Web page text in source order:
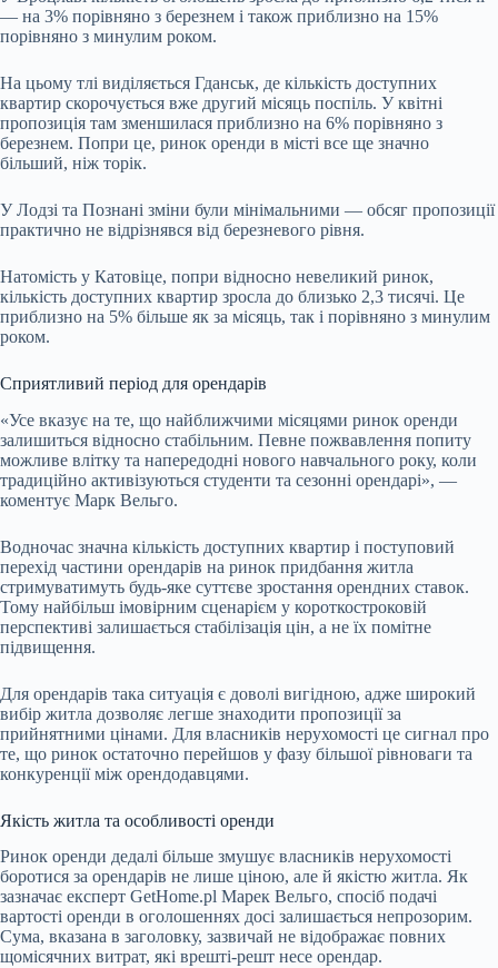
— на 3% порівняно з березнем і також приблизно на 15%
порівняно з минулим роком.
На цьому тлі виділяється Гданськ, де кількість доступних
квартир скорочується вже другий місяць поспіль. У квітні
пропозиція там зменшилася приблизно на 6% порівняно з
березнем. Попри це, ринок оренди в місті все ще значно
більший, ніж торік.
У Лодзі та Познані зміни були мінімальними — обсяг пропозиції
практично не відрізнявся від березневого рівня.
Натомість у Катовіце, попри відносно невеликий ринок,
кількість доступних квартир зросла до близько 2,3 тисячі. Це
приблизно на 5% більше як за місяць, так і порівняно з минулим
роком.
Сприятливий період для орендарів
«Усе вказує на те, що найближчими місяцями ринок оренди
залишиться відносно стабільним. Певне пожвавлення попиту
можливе влітку та напередодні нового навчального року, коли
традиційно активізуються студенти та сезонні орендарі», —
коментує Марк Вельго.
Водночас значна кількість доступних квартир і поступовий
перехід частини орендарів на ринок придбання житла
стримуватимуть будь-яке суттєве зростання орендних ставок.
Тому найбільш імовірним сценарієм у короткостроковій
перспективі залишається стабілізація цін, а не їх помітне
підвищення.
Для орендарів така ситуація є доволі вигідною, адже широкий
вибір житла дозволяє легше знаходити пропозиції за
прийнятними цінами. Для власників нерухомості це сигнал про
те, що ринок остаточно перейшов у фазу більшої рівноваги та
конкуренції між орендодавцями.
Якість житла та особливості оренди
Ринок оренди дедалі більше змушує власників нерухомості
боротися за орендарів не лише ціною, але й якістю житла. Як
зазначає експерт GetHome.pl Марек Вельго, спосіб подачі
вартості оренди в оголошеннях досі залишається непрозорим.
Сума, вказана в заголовку, зазвичай не відображає повних
щомісячних витрат, які врешті-решт несе орендар.